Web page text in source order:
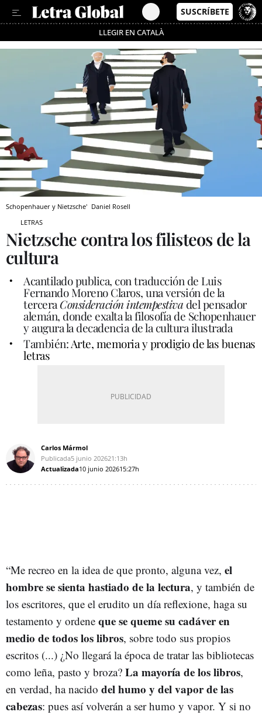
LLEGIR EN CATALÀ
Pásate al MODO AHORRO
Schopenhauer y Nietzsche' Daniel Rosell
LETRAS
Nietzsche contra los filisteos de la
cultura
Acantilado publica, con traducción de Luis
Fernando Moreno Claros, una versión de la
tercera Consideración intempestiva del pensador
alemán, donde exalta la filosofía de Schopenhauer
y augura la decadencia de la cultura ilustrada
También:Arte, memoria y prodigio de las buenas
letras
Carlos Mármol
Publicada5 junio 202621:13h
Actualizada10 junio 202615:27h
“Me recreo en la idea de que pronto, alguna vez, el
hombre se sienta hastiado de la lectura, y también de
los escritores, que el erudito un día reflexione, haga su
testamento y ordene que se queme su cadáver en
medio de todos los libros, sobre todo sus propios
escritos (...) ¿No llegará la época de tratar las bibliotecas
como leña, pasto y broza? La mayoría de los libros,
en verdad, ha nacido del humo y del vapor de las
cabezas: pues así volverán a ser humo y vapor. Y si no